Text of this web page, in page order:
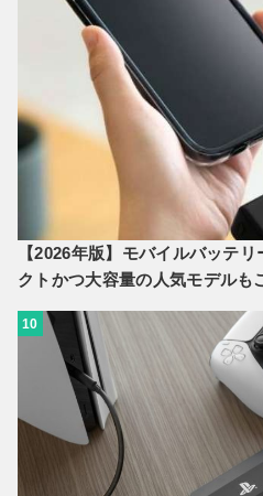
【2026年版】モバイルバッテ
クトかつ大容量の人気モデルも
10